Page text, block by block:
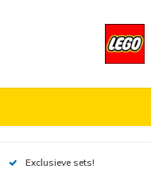
Exclusieve sets!